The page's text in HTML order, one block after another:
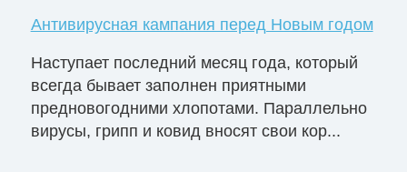
Антивирусная кампания перед Новым годом
Наступает последний месяц года, который
всегда бывает заполнен приятными
предновогодними хлопотами. Параллельно
вирусы, грипп и ковид вносят свои кор...